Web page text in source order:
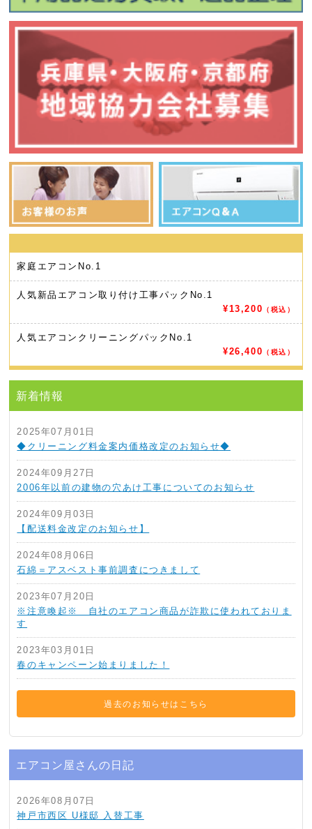
家庭エアコン No.1
人気新品エアコン取り付け工事パック No.1
¥13,200
（税込）
人気エアコンクリーニングパック No.1
¥26,400
（税込）
新着情報
2025年07月01日
◆クリーニング料金案内価格改定のお知らせ◆
2024年09月27日
2006年以前の建物の穴あけ工事についてのお知らせ
2024年09月03日
【配送料金改定のお知らせ】
2024年08月06日
石綿＝アスベスト事前調査につきまして
2023年07月20日
※注意喚起※ 自社のエアコン商品が詐欺に使われておりま
す
2023年03月01日
春のキャンペーン始まりました！
過去のお知らせはこちら
エアコン屋さんの日記
2026年08月07日
神戸市西区 U様邸 入替工事